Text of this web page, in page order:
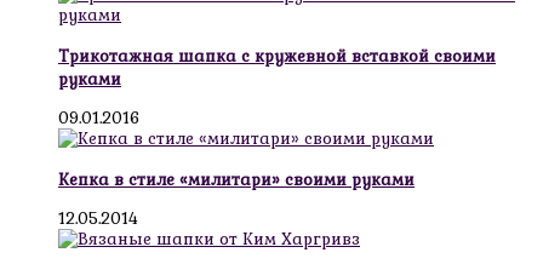
Трикотажная шапка с кружевной вставкой своими
руками
09.01.2016
Кепка в стиле «милитари» своими руками
12.05.2014